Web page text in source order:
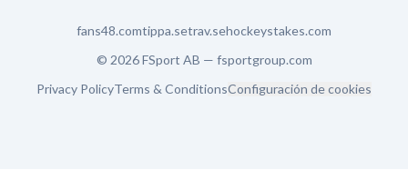
fans48.comtippa.setrav.sehockeystakes.com
© 2026 FSport AB — fsportgroup.com
Privacy PolicyTerms & ConditionsConfiguración de cookies